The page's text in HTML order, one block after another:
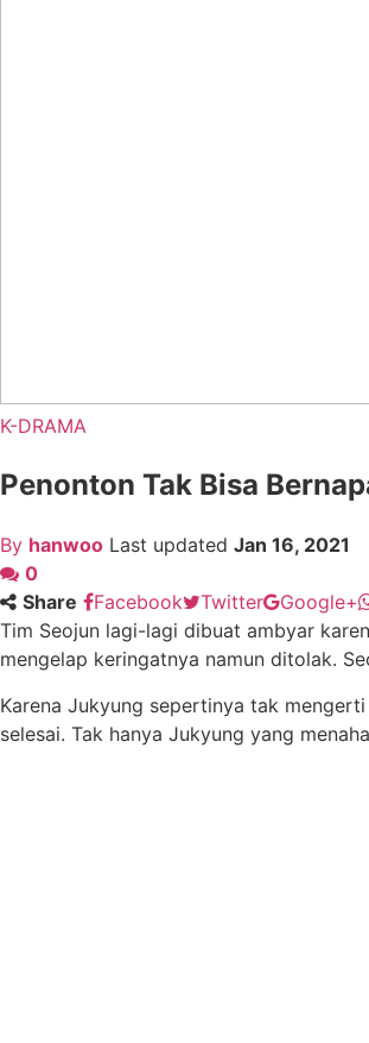
K-DRAMA
Penonton Tak Bisa
By hanwoo Last updated Jan 16, 2021
0
Share
Facebook Twitter Google+
Tim Seojun lagi-lagi dibuat ambyar
mengelap keringatnya namun ditolak.
Karena Jukyung sepertinya tak
selesai. Tak hanya Jukyung yang